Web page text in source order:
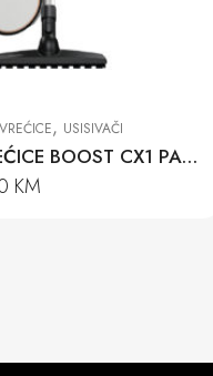
, USISIVAČI
PODNI USISIVAČ BEZ VREĆICE BOOST CX1 PARQUET POWERLINE-SNCF0
KM